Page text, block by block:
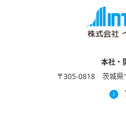
本社・
〒305-0818 茨城県